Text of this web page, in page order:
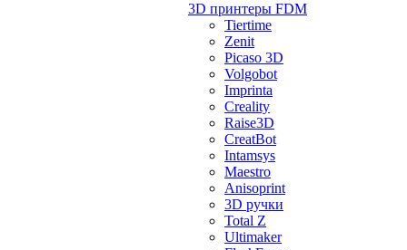
3D принтеры FDM
Tiertime
Zenit
Picaso 3D
Volgobot
Imprinta
Creality
Raise3D
CreatBot
Intamsys
Maestro
Anisoprint
3D ручки
Total Z
Ultimaker